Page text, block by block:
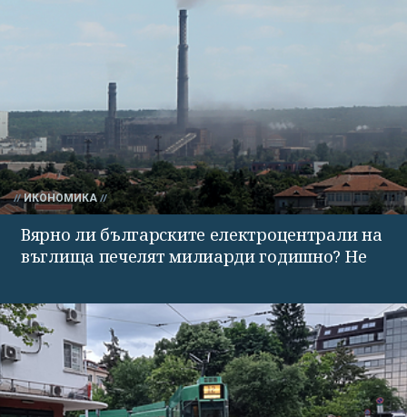
ИКОНОМИКА
Вярно ли българските електроцентрали на
въглища печелят милиарди годишно? Не